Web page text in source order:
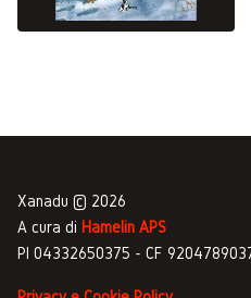
Xanadu © 2026
A cura di Hamelin APS
PI 04332650375 - CF